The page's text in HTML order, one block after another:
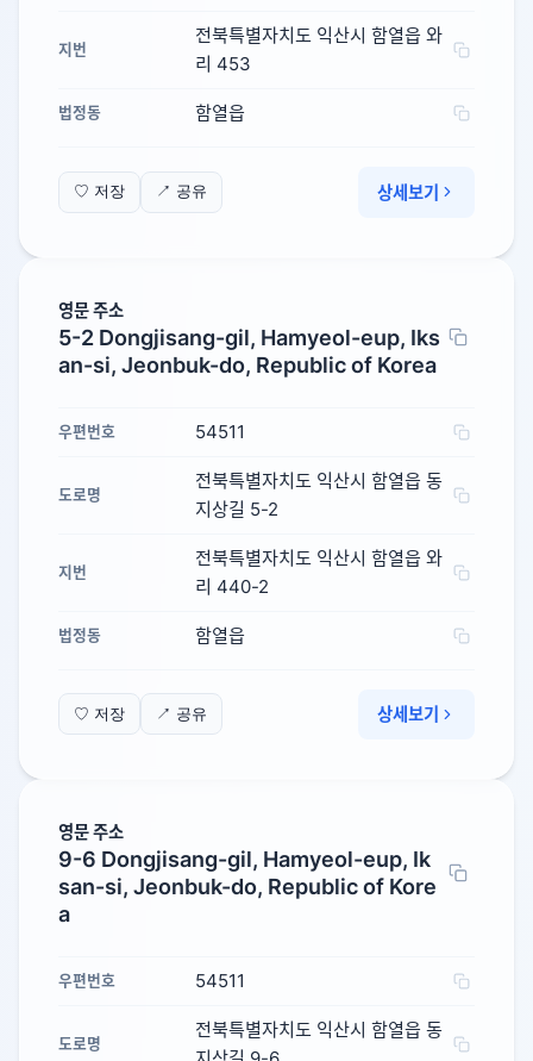
지번
전북특별자치도 익산시 함열읍 와
리 453
법정동 함열읍
♡ 저장 ↗ 공유 상세보기
영문 주소
5-2 Dongjisang-gil, Hamyeol-eup, Iks
an-si, Jeonbuk-do, Republic of Korea
우편번호 54511
도로명
전북특별자치도 익산시 함열읍 동
지상길 5-2
지번
전북특별자치도 익산시 함열읍 와
리 440-2
법정동 함열읍
♡ 저장 ↗ 공유 상세보기
영문 주소
9-6 Dongjisang-gil, Hamyeol-eup, Ik
san-si, Jeonbuk-do, Republic of Kore
a
우편번호 54511
도로명
전북특별자치도 익산시 함열읍 동